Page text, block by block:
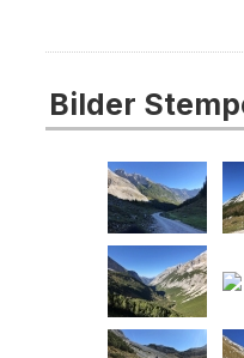
Bilder